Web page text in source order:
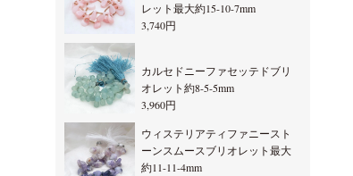
レット最大約15-10-7mm
3,740円
カルセドニーファセッテドブリ
オレット約8-5-5mm
3,960円
ウィステリアティファニースト
ーンスムースブリオレット最大
約11-11-4mm